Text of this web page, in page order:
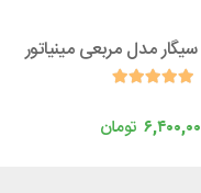
مدل مربعی مینیاتور
تومان